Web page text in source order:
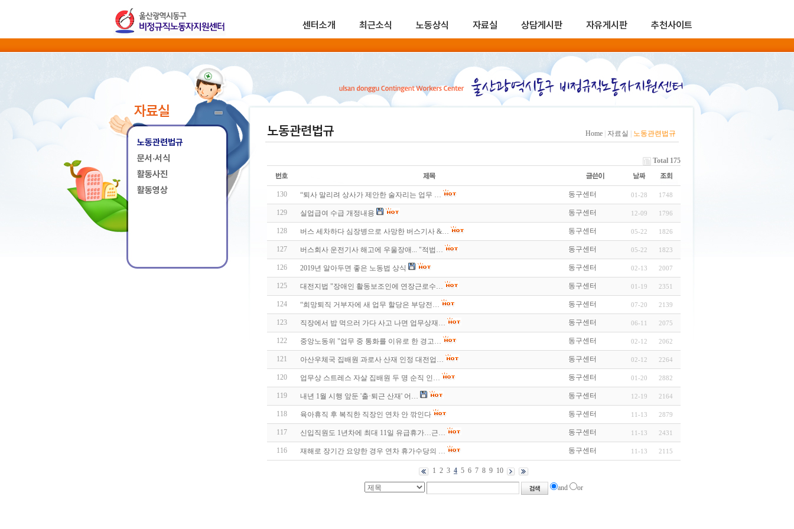
센터소개 최근소식 노동상식 자료실 상담게시판 자유게시판 추천사이트
자료실
노동관련법규
문서·서식
활동사진
활동영상
노동관련법규 Home 자료실 노동관련법규
Total 175
130 “퇴사 말리려 상사가 제안한 술자리는 업무 … 동구센터 01-28 1748
129 실업급여 수급 개정내용 동구센터 12-09 1796
128 버스 세차하다 심장병으로 사망한 버스기사 &… 동구센터 05-22 1826
127 버스회사 운전기사 해고에 우울장애... "적법… 동구센터 05-22 1823
126 2019년 알아두면 좋은 노동법 상식 동구센터 02-13 2007
125 대전지법 "장애인 활동보조인에 연장근로수… 동구센터 01-19 2351
124 “희망퇴직 거부자에 새 업무 할당은 부당전… 동구센터 07-20 2139
123 직장에서 밥 먹으러 가다 사고 나면 업무상재… 동구센터 06-11 2075
122 중앙노동위 "업무 중 통화를 이유로 한 경고… 동구센터 02-12 2062
121 아산우체국 집배원 과로사 산재 인정 대전업… 동구센터 02-12 2264
120 업무상 스트레스 자살 집배원 두 명 순직 인… 동구센터 01-20 2882
119 내년 1월 시행 앞둔 '출·퇴근 산재' 어… 동구센터 12-19 2164
118 육아휴직 후 복직한 직장인 연차 안 깎인다 동구센터 11-13 2879
117 신입직원도 1년차에 최대 11일 유급휴가…근… 동구센터 11-13 2431
116 재해로 장기간 요양한 경우 연차 휴가수당의 … 동구센터 11-13 2115
1 2 3 4 5 6 7 8 9 10
and or